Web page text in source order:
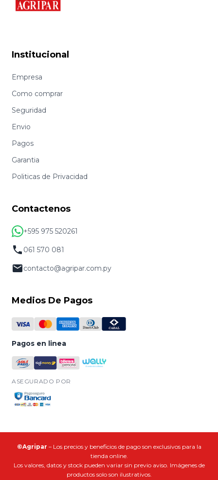
Institucional
Empresa
Como comprar
Seguridad
Envio
Pagos
Garantia
Politicas de Privacidad
Contactenos
+595 975 520261
061 570 081
contacto@agripar.com.py
Medios De Pagos
Pagos en linea
ASEGURADO POR
©Agripar – Los precios y beneficios de pago son exclusivos para la
tienda online.
Los valores, datos y stock pueden variar sin previo aviso. Imágenes de
productos solo son ilustrativos.